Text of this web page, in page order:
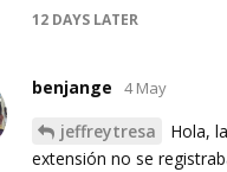
12 DAYS LATER
benjange 4 May
jeffreytresa
Hola,
extensión no se